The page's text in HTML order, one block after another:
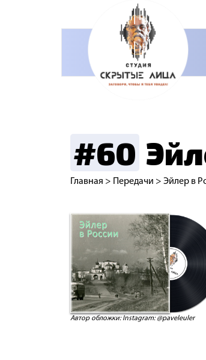
#60
Главная > Передачи > Эйлер в
Автор обложки: Instagram: @paveleuler